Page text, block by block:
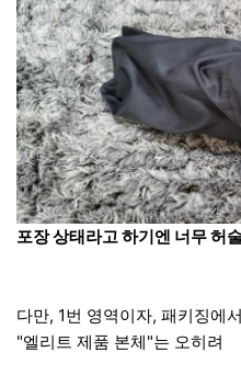
포장 상태라고 하기엔 너무 허
다만, 1번 영역이자, 패키징에
"엘리트 제품 본체"는 오히려